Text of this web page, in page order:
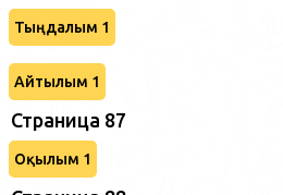
Тыңдалым 1
Айтылым 1
Страница 87
Оқылым 1